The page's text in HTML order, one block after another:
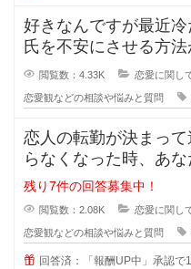
好きなんですが最近
氏を不安にさせる方
るのが当たり前にな
閲覧数：4.33K 恋愛に関し
恋愛観などの相談や悩みと質問
恋人の転勤が決まっ
らなくなった時、あ
恋人の転勤が決まって
残り7件の回答募集中！
閲覧数：2.08K 恋愛に関し
恋愛観などの相談や悩みと質問
回答済：「報酬UP中」承認で